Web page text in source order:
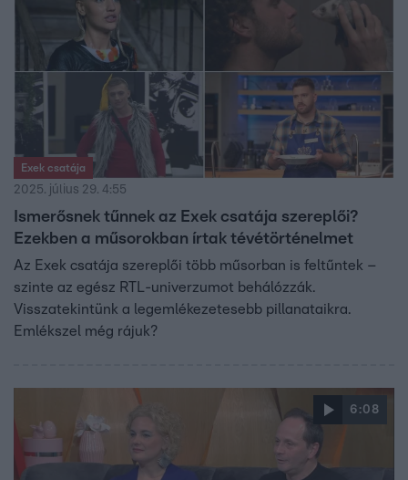
Exek csatája
2025. július 29. 4:55
Ismerősnek tűnnek az Exek csatája szereplői?
Ezekben a műsorokban írtak tévétörténelmet
Az Exek csatája szereplői több műsorban is feltűntek –
szinte az egész RTL-univerzumot behálózzák.
Visszatekintünk a legemlékezetesebb pillanataikra.
Emlékszel még rájuk?
6:08